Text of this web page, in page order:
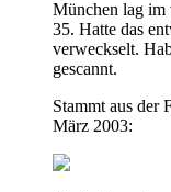
München lag im
35. Hatte das
verweckselt.
gescannt.
Stammt aus der
März 2003: